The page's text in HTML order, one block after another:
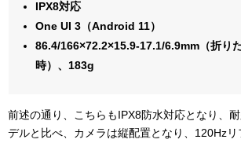
IPX8対応
One UI 3（Android 11）
86.4/166×72.2×15.9-17.1/6.9mm（折り
時）、183g
前述の通り、こちらもIPX8防水対応となり、
デルと比べ、カメラは縦配置となり、120Hzリ